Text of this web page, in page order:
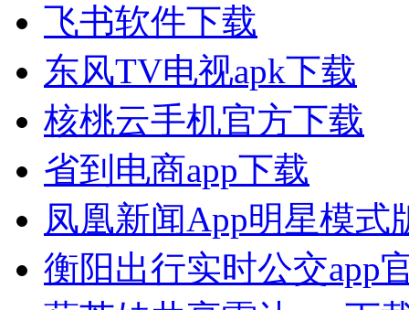
飞书软件下载
东风TV电视apk下载
核桃云手机官方下载
省到电商app下载
凤凰新闻App明星模式
衡阳出行实时公交app